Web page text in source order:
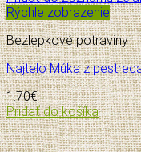
Rýchle zobrazenie
Bezlepkové potraviny
Najtelo Múka z
1.70€
Pridať do košíka